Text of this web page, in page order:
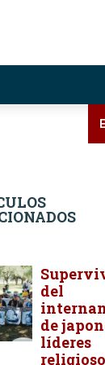
del
de
líderes